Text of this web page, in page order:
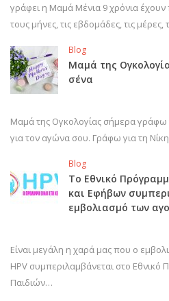
γράφει η Μαμά Μένια 9 χρόνια
τους μήνες, τις εβδομάδες, τις
Blog
Μαμά της
σένα
Μαμά της Ογκολογίας σήμερα γράφω
για τον αγώνα σου. Γράφω για τη
Blog
Το Εθνικό
και Εφήβων
εμβολιασμό των
Είναι μεγάλη η χαρά μας που ο
HPV συμπεριλαμβάνεται στο
Παιδιών…